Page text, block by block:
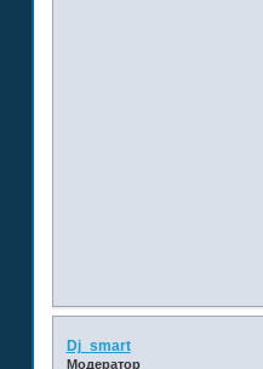
Dj_smart
Модератор